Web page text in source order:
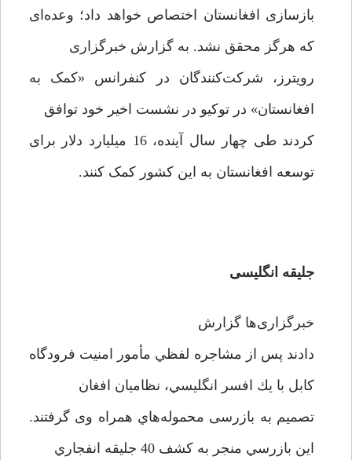
بازسازی افغانستان اختصاص خواهد داد؛ وعده‌ای
که هرگز محقق نشد. به گزارش خبرگزاری
رویترز، شرکت‌کنندگان در کنفرانس «کمک به
افغانستان» در توکیو در نشست اخیر خود توافق
کردند طی چهار سال آینده، 16 میلیارد دلار برای
توسعه افغانستان به این کشور کمک کنند.‏
جلیقه انگلیسی
خبرگزاری‌ها گزارش
دادند پس از مشاجره لفظي مأمور امنیت فرودگاه
کابل با يك افسر انگليسي، نظاميان افغان
تصميم به بازرسی محموله‌هاي همراه وی گرفتند.
اين بازرسي منجر به كشف 40 جليقه انفجاري